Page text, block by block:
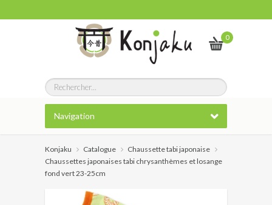
0
Navigation
Konjaku Catalogue
Chaussette tabi japonaise
Chaussettes japonaises tabi chrysanthèmes et losange
fond vert 23-25cm